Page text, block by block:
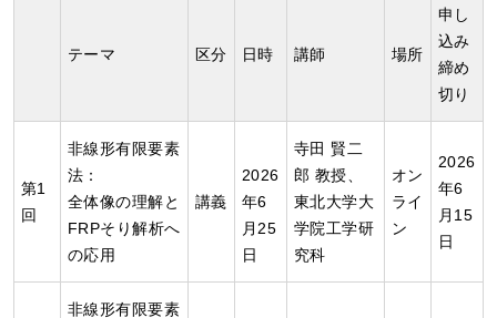
テーマ 区分 日時 講師 場所
申し
込み
締め
切り
第1
回
非線形有限要素
法：
全体像の理解と
FRPそり解析へ
の応用
講義
2026
年6
月25
日
寺田 賢二
郎 教授、
東北大学大
学院工学研
究科
オン
ライ
ン
2026
年6
月15
日
非線形有限要素